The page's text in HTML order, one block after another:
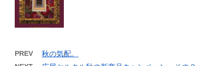
PREV 秋の気配。